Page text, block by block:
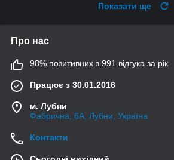
Показати ще
Про нас
98% позитивних з 991 відгука за рік
Працює з 30.01.2016
м. Лубни
Фабрична, 6А, Лубни, Україна
Контакти